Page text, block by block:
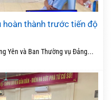
hoàn thành trước tiến độ
Yên và Ban Thường vụ Đảng...